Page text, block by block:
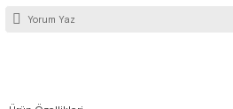
Yorum Yaz